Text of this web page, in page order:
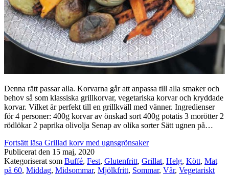
Denna rätt passar alla. Korvarna går att anpassa till alla smaker och
behov så som klassiska grillkorvar, vegetariska korvar och kryddade
korvar. Vilket är perfekt till en grillkväll med vänner. Ingredienser
för 4 personer: 400g korvar av önskad sort 400g potatis 3 morötter 2
rödlökar 2 paprika olivolja Senap av olika sorter Sätt ugnen på…
Fortsätt läsa Grillad korv med ugnsgrönsaker
Publicerat den 15 maj, 2020
Kategoriserat som Buffé, Fest, Glutenfritt, Grillat, Helg, Kött, Mat
på 60, Middag, Midsommar, Mjölkfritt, Sommar, Vår, Vegetariskt